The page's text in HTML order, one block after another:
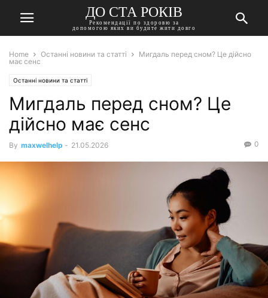
ДО СТА РОКІВ
Рекомендації по здоровю за
допомогою яких ви будите жити довго
Home Останні новини та статті
Мигдаль перед сном? Це дійсно
має сенс
Останні новини та статті
Мигдаль перед сном? Це
дійсно має сенс
By maxwelhelp - 21.05.2026 0